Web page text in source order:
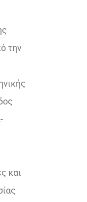
την
και